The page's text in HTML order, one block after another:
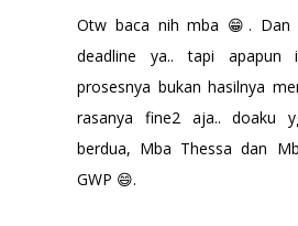
Otw baca nih mba 😁. Dan
deadline ya.. tapi
prosesnya bukan hasilnya
rasanya fine2 aja.. doaku
berdua, Mba Thessa dan
GWP 😄.